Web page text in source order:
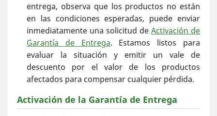
entrega, observa que los productos no están
en las condiciones esperadas, puede enviar
inmediatamente una solicitud de Activación de
Garantía de Entrega. Estamos listos para
evaluar la situación y emitir un vale de
descuento por el valor de los productos
afectados para compensar cualquier pérdida.
Activación de la Garantía de Entrega